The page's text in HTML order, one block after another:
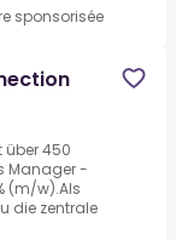
sponsorisée
über 450
Manager -
(m/w).Als
die zentrale